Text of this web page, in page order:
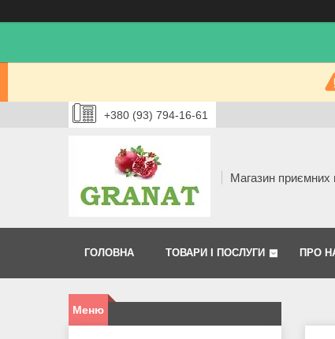
+380 (93) 794-16-61
Магазин приємних
ГОЛОВНА ТОВАРИ І ПОСЛУГИ ПРО